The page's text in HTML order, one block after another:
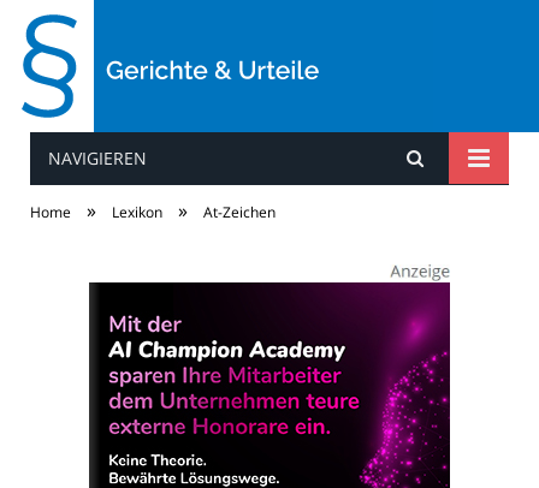
Gerichte & Urteile
NAVIGIEREN
Home » Lexikon » At-Zeichen